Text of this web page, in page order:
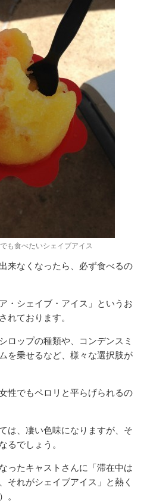
も食べたいシェイブアイス
来なくなったら、必ず食べるの
・シェイブ・アイス」というお
れております。
ロップの種類や、コンデンスミ
を乗せるなど、様々な選択肢が
性でもペロリと平らげられるの
は、凄い色味になりますが、そ
るでしょう。
ったキャストさんに「滞在中は
それがシェイブアイス」と熱く
。